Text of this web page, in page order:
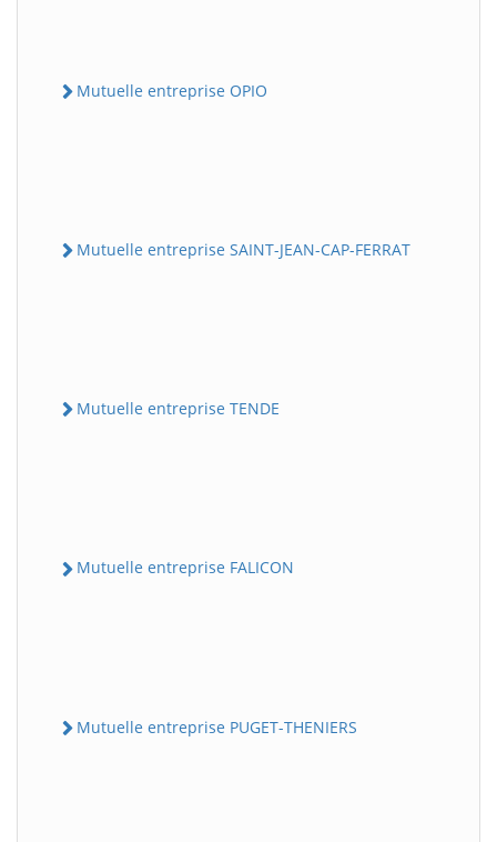
Mutuelle entreprise OPIO
Mutuelle entreprise SAINT-JEAN-CAP-FERRAT
Mutuelle entreprise TENDE
Mutuelle entreprise FALICON
Mutuelle entreprise PUGET-THENIERS